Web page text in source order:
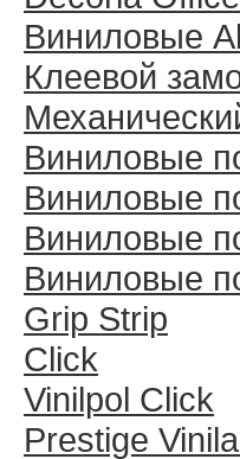
Виниловые
Клеевой
Виниловые
Виниловые
Виниловые
Виниловые
Grip Strip
Click
Vinilpol Click
Prestige